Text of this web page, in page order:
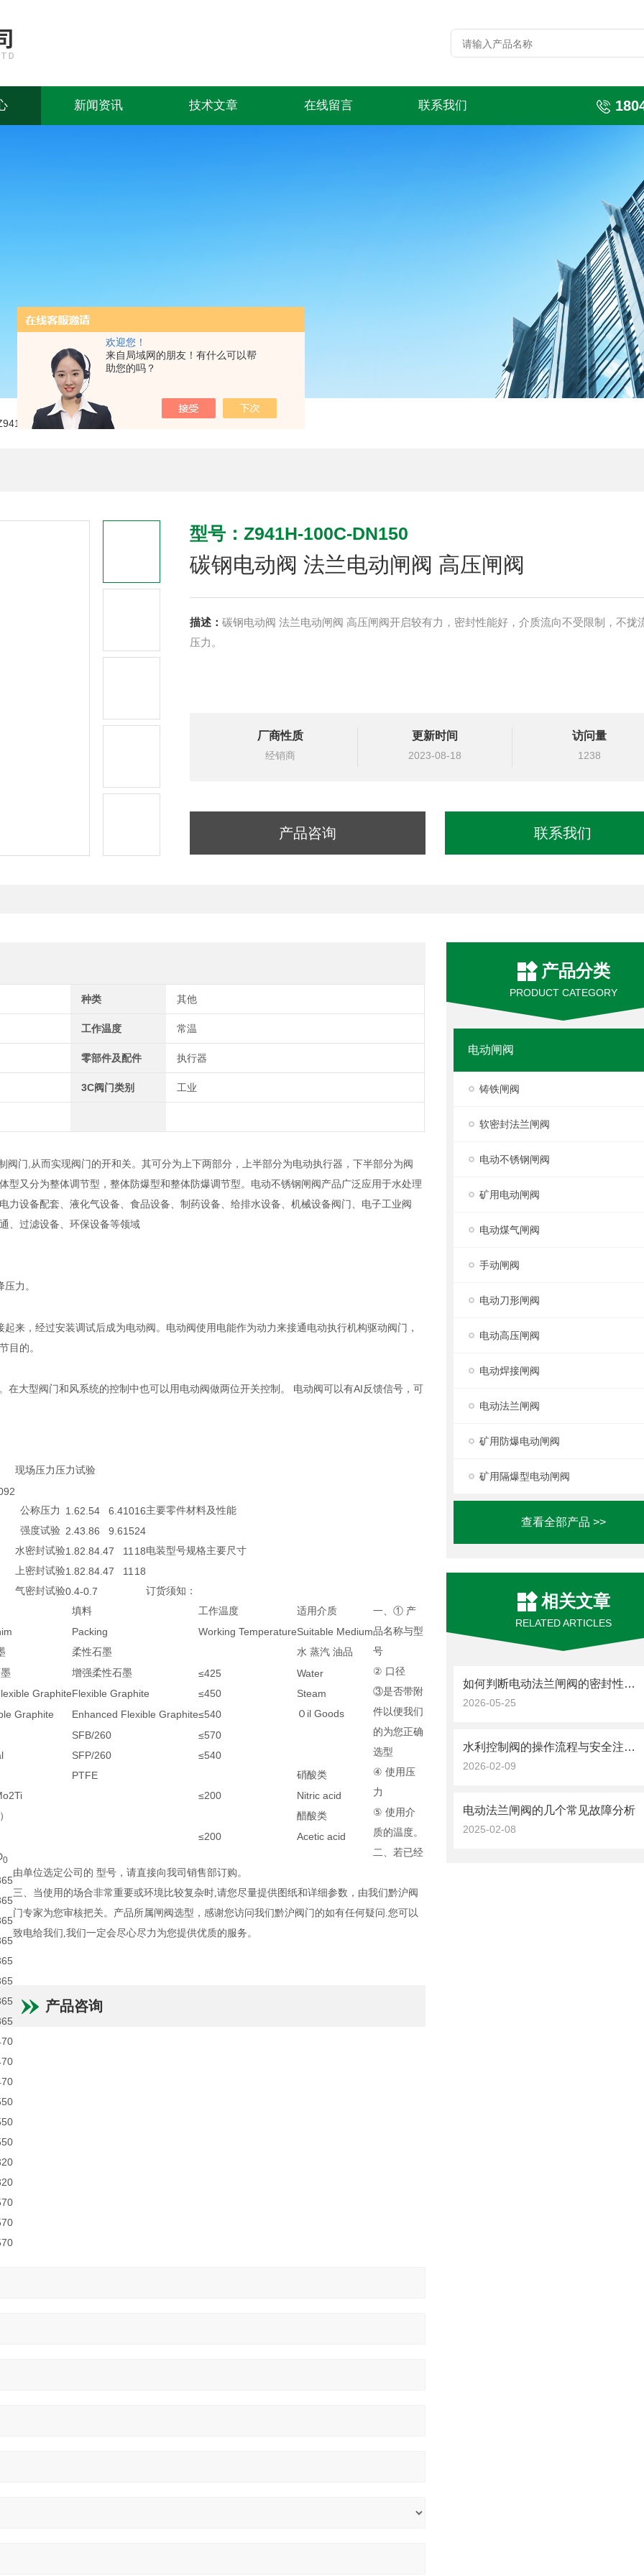
欢迎您！
来自局域网的朋友！有什么可以帮
助您的吗？
新闻资讯 技术文章 在线留言 联系我们
100C-DN150碳钢电动阀 法兰电动闸阀 高压闸阀
型号：Z941H-100C-DN150
碳钢电动阀 法兰电动闸阀 高压闸阀
描述： 碳钢电动阀 法兰电动闸阀 高压闸阀开启较有力，密封性能好，介质流向不受限制，不拢
压力。
厂商性质
经销商
更新时间
2023-08-18
访问量
1238
产品咨询 联系我们
产品分类
PRODUCT CATEGORY
电动闸阀
铸铁闸阀
软密封法兰闸阀
电动不锈钢闸阀
矿用电动闸阀
电动煤气闸阀
手动闸阀
电动刀形闸阀
电动高压闸阀
电动焊接闸阀
电动法兰闸阀
矿用防爆电动闸阀
矿用隔爆型电动闸阀
查看全部产品 >>
相关文章
RELATED ARTICLES
如何判断电动法兰闸阀的密封性能是否良好？
2026-05-25
水利控制阀的操作流程与安全注意事项
2026-02-09
电动法兰闸阀的几个常见故障分析
2025-02-08
种类 其他
工作温度 常温
零部件及配件 执行器
3C阀门类别 工业
阀门 从而实现阀门的开和关。其可分为上下两部分，上半部分为电动执行器，下半部分为阀
又分为整体调节型，整体防爆型和整体防爆调节型。 电动不锈钢闸阀产品广泛应用于水处理
力设备配套、液化气设备、食品设备、制药设备、给排水设备、机械设备阀门、电子工业阀
、过滤设备、环保设备等领域
力。
来，经过安装调试后成为电动阀。电动阀使用电能作为动力来接通电动执行机构驱动阀门，
目的。
在大型阀门和风系统的控制中也可以用电动阀做两位开关控制。 电动阀可以有AI反馈信号，可
现场压力压力试验
公称压力 1.62.54 6.41016
强度试验 2.43.86 9.61524
水密封试验1.82.84.47 11 18
上密封试验1.82.84.47 11 18
气密封试验0.4-0.7
主要零件材料及性能
填料 工作温度 适用介质
Packing Working TemperatureSuitable Medium
柔性石墨
≤425
水 蒸汽 油品
增强柔性石墨
Water
GraphiteFlexible Graphite ≤450
Steam
Graphite
Enhanced Flexible Graphite≤540 Ｏ il Goods
SFB/260
≤570
SFP/260
≤540
PTFE
≤200
硝酸类
Nitric acid
）
≤200
醋酸类
Acetic acid
电装型号规格主要尺寸
0
订货须知：
一、① 产
品名称与型
号
② 口径
③是否带附
件以便我们
的为您正确
选型
④ 使用压
力
⑤ 使用介
质的温度。
二、若已经
由单位选定公司的 型号，请直接向我司销售部订购。
三、当使用的场合非常重要或环境比较复杂时,请您尽量提供图纸和详细参数，由我们黔沪阀
门专家为您审核把关。 产品所属闸阀选型，感谢您访问我们黔沪阀门的如有任何疑问 .您可以
致电给我们 ,我们一定会尽心尽力为您提供优质的服务。
产品咨询